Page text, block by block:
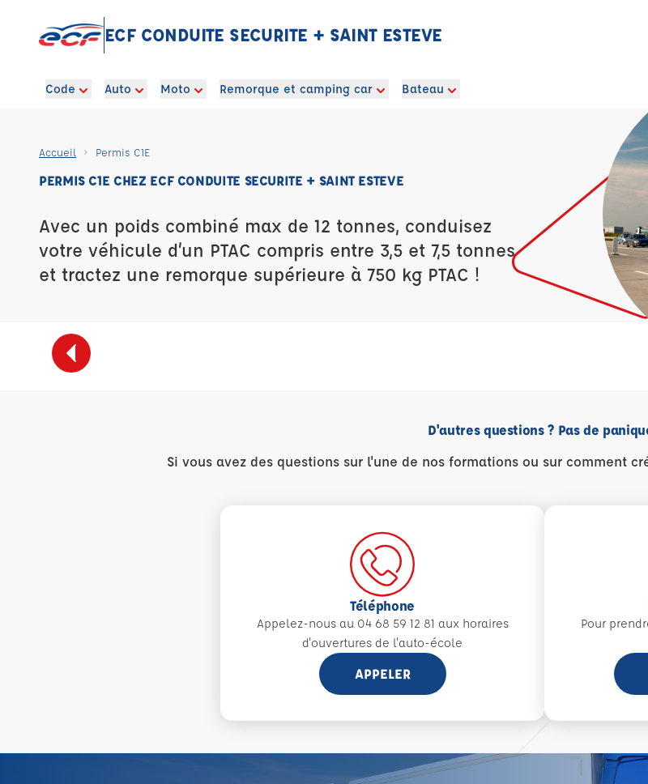
ECF CONDUITE SECURITE + SAINT ESTEVE
Code Auto Moto Remorque et camping car Bateau
Accueil Permis C1E
PERMIS C1E CHEZ ECF CONDUITE SECURITE + SAINT ESTEVE
Avec un poids combiné max de 12 tonnes, conduisez
votre véhicule d’un PTAC compris entre 3,5 et 7,5 tonnes
et tractez une remorque supérieure à 750 kg PTAC !
D'autres questions ? Pas de
Si vous avez des questions sur l'une de nos formations ou sur comment
Téléphone
Appelez-nous au 04 68 59 12 81 aux horaires
d'ouvertures de l'auto-école
APPELER
Pour